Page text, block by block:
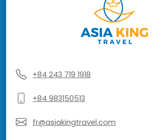
+84 243 719 1918
+84 983150513
fr@asiakingtravel.com